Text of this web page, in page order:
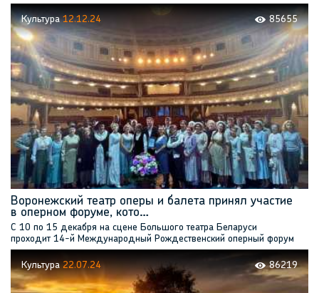
Культура12.12.24 85655
Воронежский театр оперы и балета принял участие
в оперном форуме, кото…
С 10 по 15 декабря на сцене Большого театра Беларуси
проходит 14-й Международный Рождественский оперный форум
Культура22.07.24 86219